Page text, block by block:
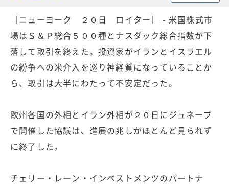
［ニューヨーク ２０日 ロイター］ - 米国株式市
場はＳ＆Ｐ総合５００種とナスダック総合指数が下
落して取引を終えた。投資家がイランとイスラエル
の紛争への米介入を巡り神経質になっていることか
ら、取引は大半にわたって不安定だった。
欧州各国の外相とイラン外相が２０日にジュネーブ
で開催した協議は、進展の兆しがほとんど見られず
に終了した。
チェリー・レーン・インベストメンツのパートナ